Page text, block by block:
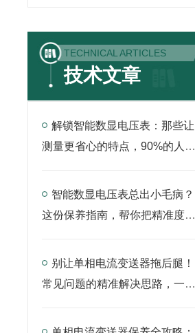
TECHNICAL ARTICLES
技术文章
解锁智能数显电压表：那些让
测量更省心的特点，90%的人还
智能数显电压表总出小毛病？
这份保养指南，帮你把精准度稳
别让单相电流变送器拖后腿！
常见问题的精准解决思路，一文